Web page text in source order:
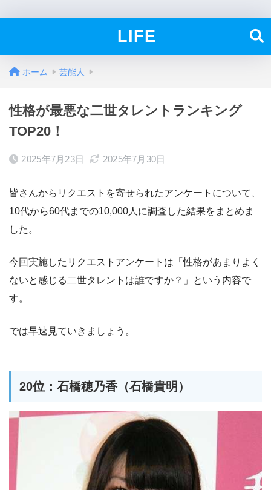
LIFE
ホーム 芸能人
性格が最悪な二世タレントランキング
TOP20！
2025年7月23日 2025年7月30日
皆さんからリクエストを寄せられたアンケートについて、
10代から60代までの10,000人に調査した結果をまとめま
した。
今回実施したリクエストアンケートは「性格があまりよく
ないと感じる二世タレントは誰ですか？」という内容で
す。
では早速見ていきましょう。
20位：石橋穂乃香（石橋貴明）